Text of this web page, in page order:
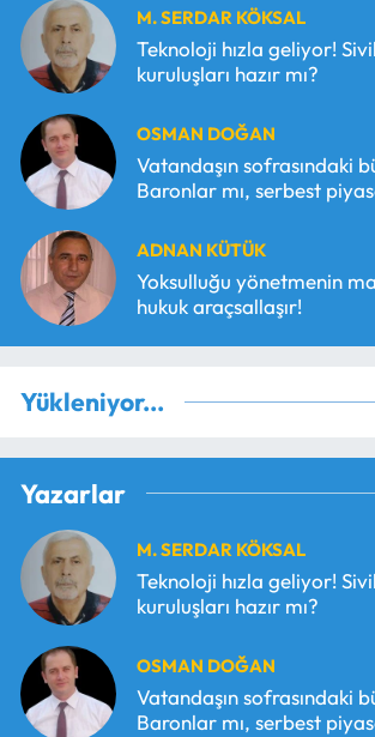
M. SERDAR KÖKSAL
Teknoloji hızla geliyor!
kuruluşları hazır mı?
OSMAN DOĞAN
Vatandaşın sofrasındaki
Baronlar mı, serbest
ADNAN KÜTÜK
Yoksulluğu yönetmenin
hukuk araçsallaşır!
Yükleniyor...
Yazarlar
M. SERDAR KÖKSAL
Teknoloji hızla geliyor!
kuruluşları hazır mı?
OSMAN DOĞAN
Vatandaşın sofrasındaki
Baronlar mı, serbest